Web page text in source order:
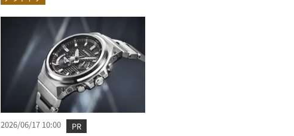
2026/06/17 10:00 PR